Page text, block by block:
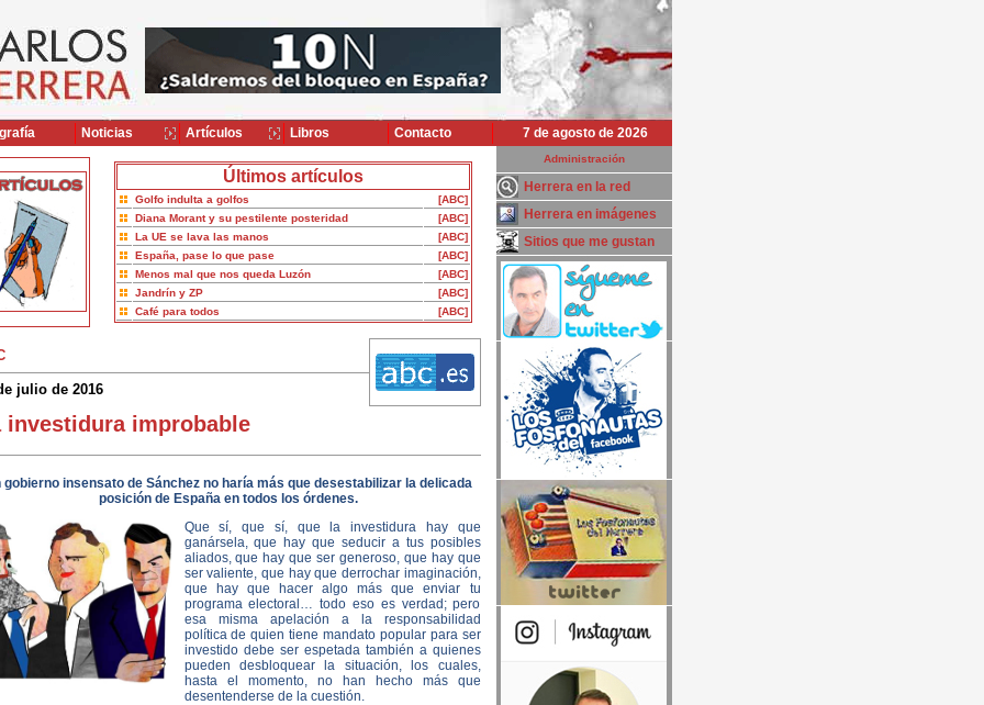
7 de agosto de 2026
Últimos artículos
Golfo indulta a golfos
[ABC]
Diana Morant y su pestilente posteridad
[ABC]
La UE se lava las manos
[ABC]
España, pase lo que pase
[ABC]
Menos mal que nos queda Luzón
[ABC]
Jandrín y ZP
[ABC]
Café para todos
[ABC]
julio de 2016
investidura improbable
gobierno insensato de Sánchez no haría más que desestabilizar la delicada
posición de España en todos los órdenes.
Que sí, que sí, que la investidura hay que
ganársela, que hay que seducir a tus posibles
aliados, que hay que ser generoso, que hay que
ser valiente, que hay que derrochar imaginación,
que hay que hacer algo más que enviar tu
programa electoral… todo eso es verdad; pero
esa misma apelación a la responsabilidad
política de quien tiene mandato popular para ser
investido debe ser espetada también a quienes
pueden desbloquear la situación, los cuales,
hasta el momento, no han hecho más que
desentenderse de la cuestión.
Administración
Herrera en la red
Herrera en imágenes
Sitios que me gustan
Noticias Artículos Libros Contacto